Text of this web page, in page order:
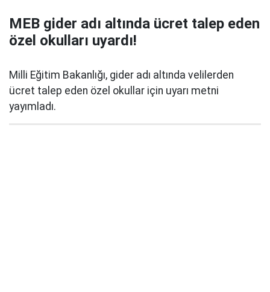
MEB gider adı altında ücret talep eden
özel okulları uyardı!
Milli Eğitim Bakanlığı, gider adı altında velilerden
ücret talep eden özel okullar için uyarı metni
yayımladı.